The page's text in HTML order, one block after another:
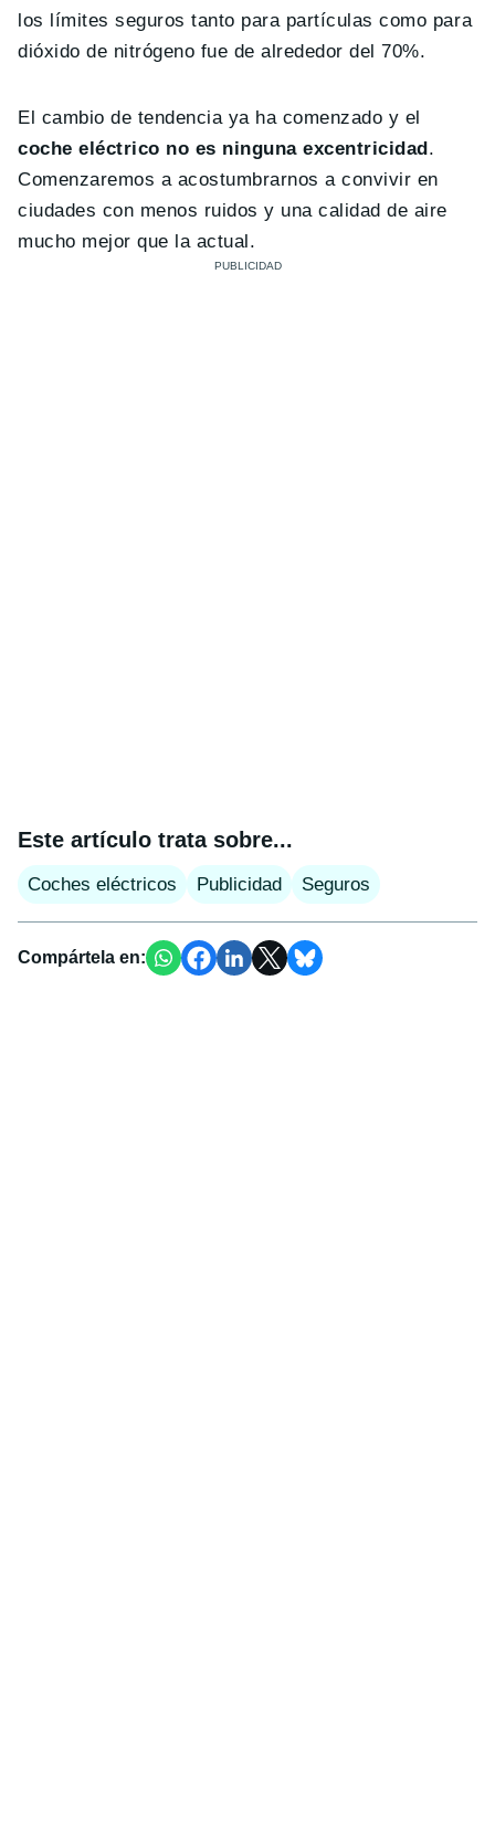
los límites seguros tanto para partículas como para
dióxido de nitrógeno fue de alrededor del 70%.
El cambio de tendencia ya ha comenzado y el
coche eléctrico no es ninguna excentricidad .
Comenzaremos a acostumbrarnos a convivir en
ciudades con menos ruidos y una calidad de aire
mucho mejor que la actual.
Este artículo trata sobre...
Coches eléctricos Publicidad Seguros
Compártela en: